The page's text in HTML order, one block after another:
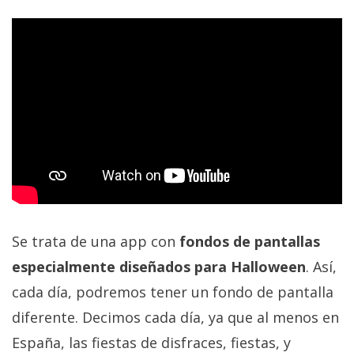
Se trata de una app con fondos de pantallas
especialmente diseñados para Halloween. Así,
cada día, podremos tener un fondo de pantalla
diferente. Decimos cada día, ya que al menos en
España, las fiestas de disfraces, fiestas, y